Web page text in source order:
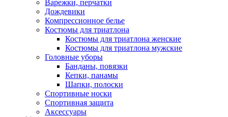
Варежки, перчатки
Дождевики
Компрессионное белье
Костюмы для триатлона
Костюмы для триатлона женские
Костюмы для триатлона мужские
Головные уборы
Банданы, повязки
Кепки, панамы
Шапки, полоски
Спортивные носки
Спортивная защита
Аксессуары